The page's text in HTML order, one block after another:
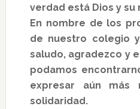
verdad está Dios y su
En nombre de los
de nuestro colegio
saludo, agradezco y
podamos
expresar aún más
solidaridad.